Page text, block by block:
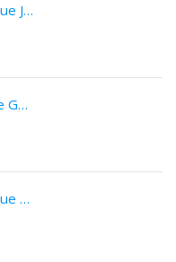
Crédit Agricole Montpellier 2 Rue Jules Ferry
Crédit Agricole Montpellier Rue Guillaume Janvier
Crédit Agricole Montpellier 4 Rue Doria